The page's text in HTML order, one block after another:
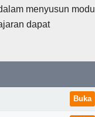
menyusun modul
dapat
Buka